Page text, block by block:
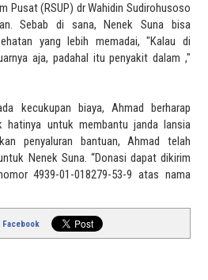
Pusat (RSUP) dr Wahidin Sudirohusoso
Sebab di sana, Nenek Suna bisa
yang lebih memadai, "Kalau di
aja, padahal itu penyakit dalam ,"
kecukupan biaya, Ahmad berharap
hatinya untuk membantu janda lansia
penyaluran bantuan, Ahmad telah
Nenek Suna. “Donasi dapat dikirim
4939-01-018279-53-9 atas nama
Facebook